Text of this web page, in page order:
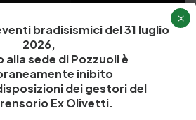
ssip@ssip.it
Laboratori
Dipartimenti di ricerca
Biblioteca
bradisismici del 31 luglio
2026,
alla sede di Pozzuoli è
inibito
dei gestori del
Ex Olivetti.
×